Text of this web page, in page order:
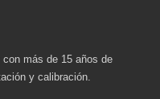
más de 15 años de
y calibración.